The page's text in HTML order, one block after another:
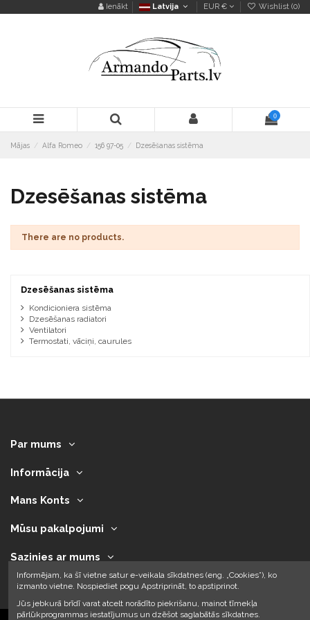
Ienākt Latvija EUR € Wishlist (0)
0
Mājas Alfa Romeo 156 97-05 Dzesēšanas sistēma
Dzesēšanas sistēma
There are no products.
Dzesēšanas sistēma
Kondicioniera sistēma
Dzesēšanas radiatori
Ventilatori
Termostati, vāciņi, caurules
Par mums
Informācija
Mans Konts
Mūsu pakalpojumi
Sazinies ar mums
Informējam, ka šī vietne satur e-veikala sīkdatnes (eng. „Cookies”), ko
izmanto vietne. Nospiediet pogu Apstriprināt, to apstiprinot.
Jūs jebkurā brīdī varat atcelt norādīto piekrišanu, mainot tīmekļa
pārlūkprogrammas iestatījumus un dzēšot saglabātās sīkdatnes.